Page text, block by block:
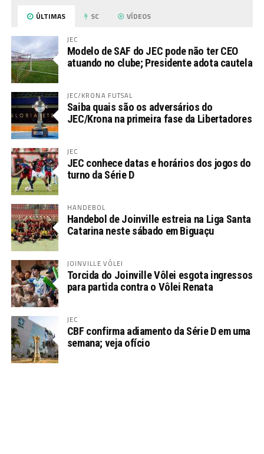
ÚLTIMAS SC VÍDEOS
JEC
Modelo de SAF do JEC pode não ter CEO
atuando no clube; Presidente adota cautela
JEC/KRONA FUTSAL
Saiba quais são os adversários do
JEC/Krona na primeira fase da Libertadores
JEC
JEC conhece datas e horários dos jogos do
turno da Série D
HANDEBOL
Handebol de Joinville estreia na Liga Santa
Catarina neste sábado em Biguaçu
JOINVILLE VÔLEI
Torcida do Joinville Vôlei esgota ingressos
para partida contra o Vôlei Renata
JEC
CBF confirma adiamento da Série D em uma
semana; veja ofício